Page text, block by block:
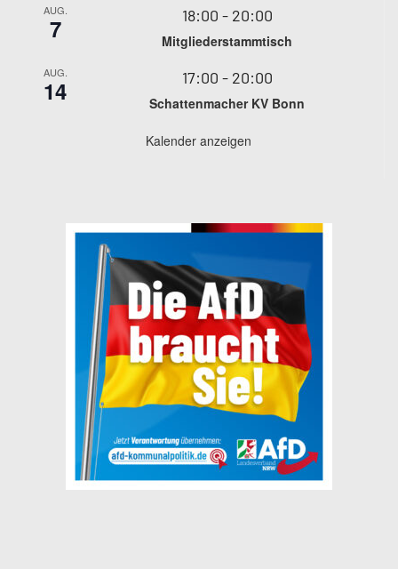
AUG.
7 18:00 - 20:00
Mitgliederstammtisch
AUG.
14 17:00 - 20:00
Schattenmacher KV Bonn
Kalender anzeigen